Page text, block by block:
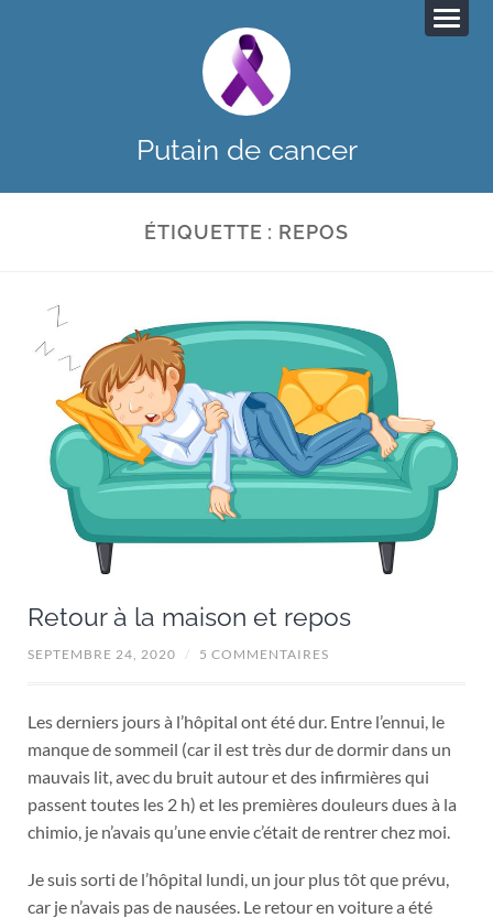
Putain de cancer
ÉTIQUETTE : REPOS
Retour à la maison et repos
SEPTEMBRE 24, 2020 / 5 COMMENTAIRES
Les derniers jours à l’hôpital ont été dur. Entre l’ennui, le
manque de sommeil (car il est très dur de dormir dans un
mauvais lit, avec du bruit autour et des infirmières qui
passent toutes les 2 h) et les premières douleurs dues à la
chimio, je n’avais qu’une envie c’était de rentrer chez moi.
Je suis sorti de l’hôpital lundi, un jour plus tôt que prévu,
car je n’avais pas de nausées. Le retour en voiture a été